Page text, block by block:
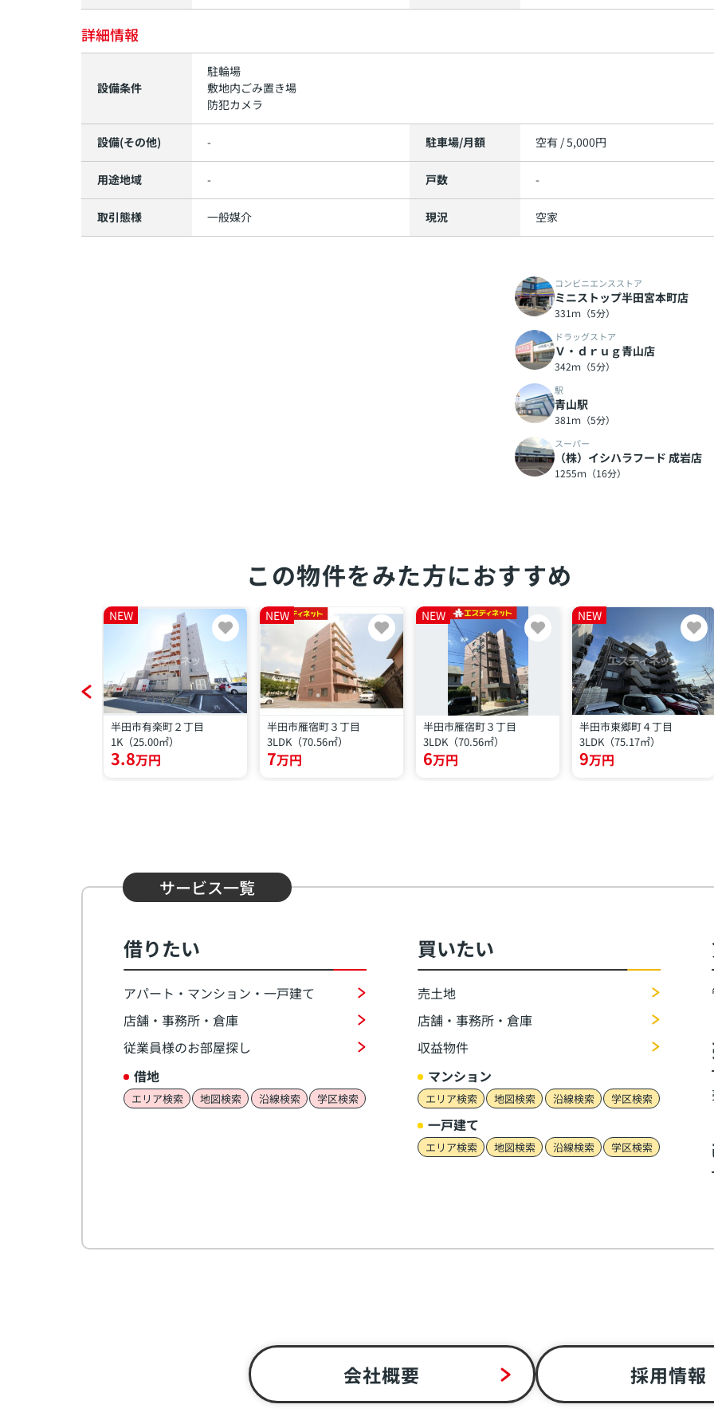
詳細情報
設備条件
駐輪場
敷地内ごみ置き場
防犯カメラ
設備(その他) - 駐車場/月額 空有 / 5,000円
用途地域 - 戸数 -
取引態様 一般媒介 現況 空家
コンビニエンスストア
ミニストップ半田宮本町店
331ｍ（5分）
ドラッグストア
Ｖ・ｄｒｕｇ青山店
342ｍ（5分）
駅
青山駅
381ｍ（5分）
スーパー
（株）イシハラフード 成岩店
1255ｍ（16分）
この物件をみた方におすすめ
NEW
半田市有楽町２丁目
1K（25.00㎡）
3.8万円
NEW
半田市雁宿町３丁目
3LDK（70.56㎡）
7万円
NEW
半田市雁宿町３丁目
3LDK（70.56㎡）
6万円
NEW
半田市東郷町４丁目
3LDK（75.17㎡）
9万円
サービス一覧
借りたい
アパート・マンション・一戸建て
店舗・事務所・倉庫
従業員様のお部屋探し
借地
エリア検索 地図検索 沿線検索 学区検索
買いたい
売土地
店舗・事務所・倉庫
収益物件
マンション
エリア検索 地図検索 沿線検索 学区検索
一戸建て
エリア検索 地図検索 沿線検索 学区検索
会社概要 採用情報